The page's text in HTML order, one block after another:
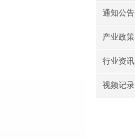
通知公告
产业政策
行业资讯
视频记录